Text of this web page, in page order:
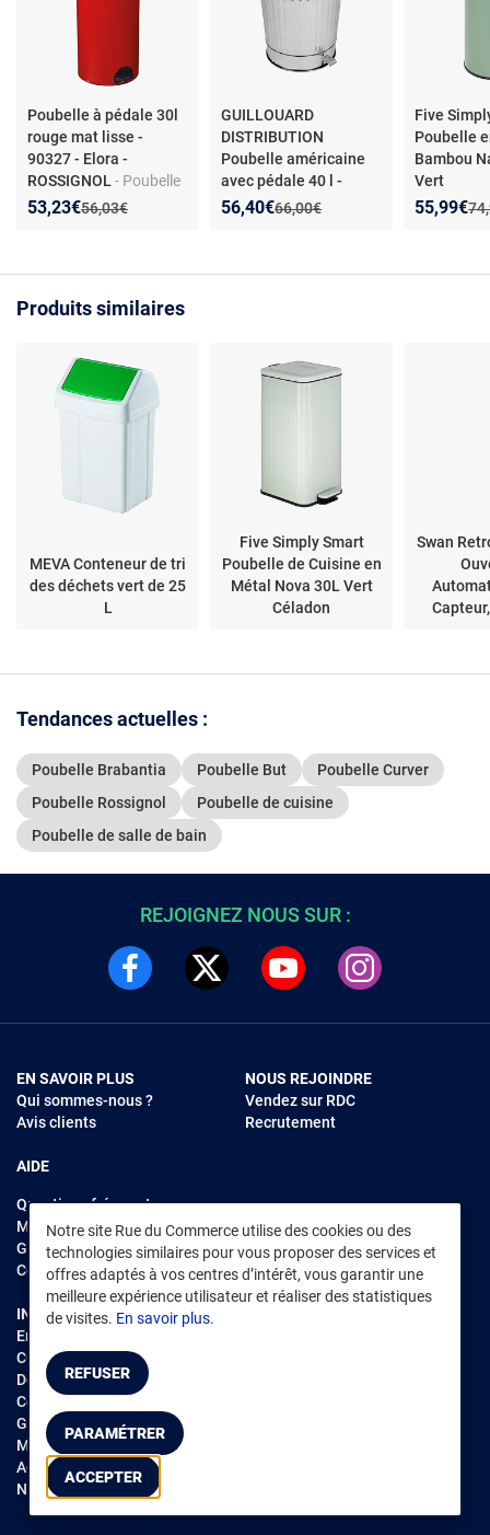
Poubelle à pédale 30l
rouge mat lisse -
90327 - Elora -
ROSSIGNOL - Poubelle
à pédale 30 L - Rouge
Ancien prix :
56,03€
Nouveau prix :
53,23€
Réduction de :
GUILLOUARD
DISTRIBUTION
Poubelle américaine
avec pédale 40 l -
080341 - GUILLOUARD
Ancien prix :
66,00€
Nouveau prix :
56,40€
Réduction de :
Five
Poubelle
Bambou
Vert
Nouveau
55,99€
Produits similaires
MEVA Conteneur de tri
des déchets vert de 25
L
Five Simply Smart
Poubelle de Cuisine en
Métal Nova 30L Vert
Céladon
Swan
Tendances actuelles :
Poubelle Brabantia Poubelle But
Poubelle Curver
Poubelle Rossignol
Poubelle de cuisine
Poubelle de salle de bain
Notre site Rue du Commerce utilise des cookies ou des
technologies similaires pour vous proposer des services et
offres adaptés à vos centres d’intérêt, vous garantir une
meilleure expérience utilisateur et réaliser des statistiques
de visites. En savoir plus.
REFUSER
PARAMÉTRER
ACCEPTER
REJOIGNEZ NOUS SUR :
EN SAVOIR PLUS
Qui sommes-nous ?
Avis clients
AIDE
Questions fréquentes
Modes de règlements
Garantie et retours
Contacter Rue du Commerce
NOUS REJOINDRE
Vendez sur RDC
Recrutement
INFORMATIONS LÉGALES
Environnement
CGV /CGU Marketplace
Données personnelles
Cookies
Gérer mes cookies
Mentions légales
Accessibilité : non conforme
Notice d'accessibilité